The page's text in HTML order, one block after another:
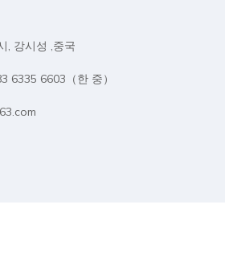
, 강시성 ,중국
6335 6603（한 중）